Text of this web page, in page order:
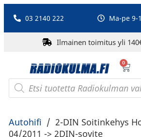
03 2140 222 Ma-pe 9-
Ilmainen toimitus yli
0
Autohifi / 2-DIN Soitinkehys
04/2011 -> 2DIN-sovite